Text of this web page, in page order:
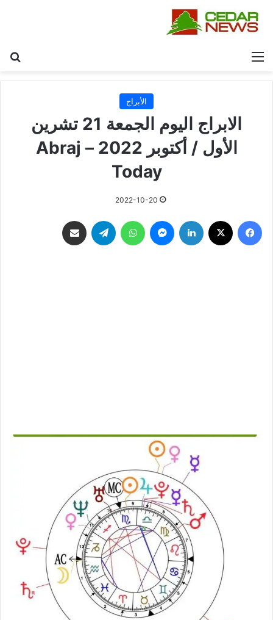
القائمة
الأبراج
الابراج اليوم الجمعة 21 تشرين
الأول / أكتوبر 2022 – Abraj
Today
2022-10-20
فيسبوك لينكدإن ماسنجر واتساب تيلقرام